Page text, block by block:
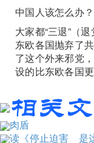
中国人该怎么办？
大家都“三退”（
东欧各国抛弃了
了这个外来邪党
设的比东欧各国更
肉盾
读《停止迫害 是